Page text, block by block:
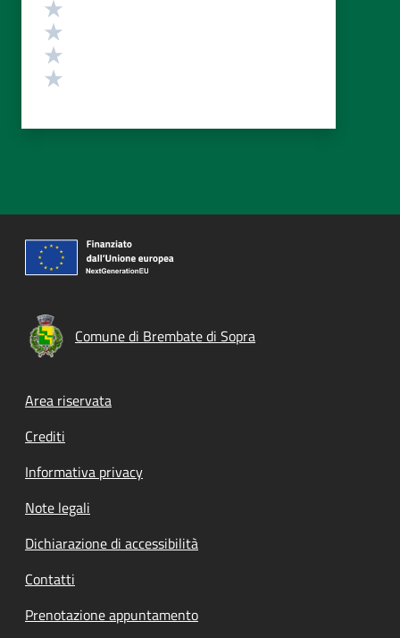
Comune di Brembate di Sopra
Footer menu
Area riservata
Crediti
Informativa privacy
Note legali
Dichiarazione di accessibilità
Contatti
Prenotazione appuntamento